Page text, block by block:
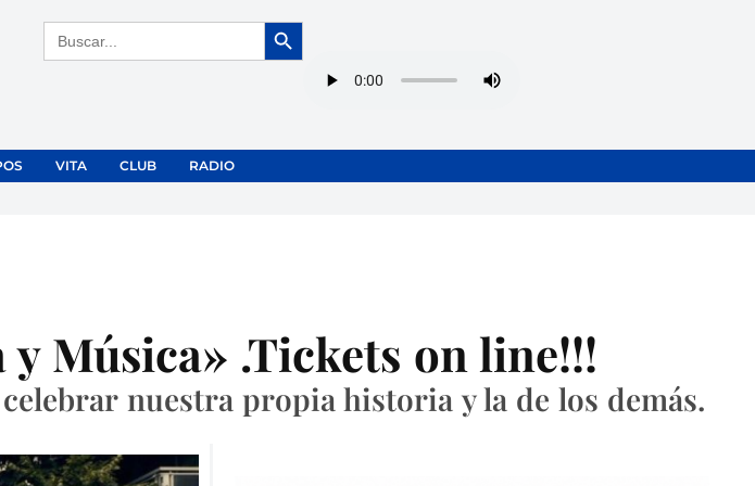
Buscar: Botón de búsqueda
VITA CLUB RADIO
Música» .Tickets on line!!!
nuestra propia historia y la de los demás.